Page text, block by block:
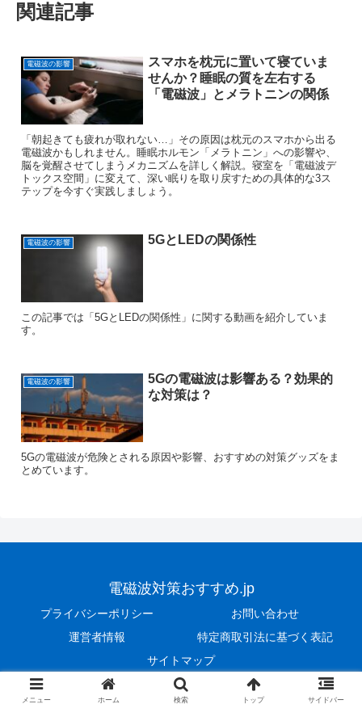
関連記事
電磁波の影響
スマホを枕元に置いて寝ていま
せんか？睡眠の質を左右する
「電磁波」とメラトニンの関係
「朝起きても疲れが取れない…」その原因は枕元のスマホから出る
電磁波かもしれません。睡眠ホルモン「メラトニン」への影響や、
脳を覚醒させてしまうメカニズムを詳しく解説。寝室を「電磁波デ
トックス空間」に変えて、深い眠りを取り戻すための具体的な3ス
テップを今すぐ実践しましょう。
電磁波の影響 5GとLEDの関係性
この記事では「5GとLEDの関係性」に関する動画を紹介していま
す。
電磁波の影響
5Gの電磁波は影響ある？効果的
な対策は？
5Gの電磁波が危険とされる原因や影響、おすすめの対策グッズをま
とめています。
電磁波対策おすすめ.jp
プライバシーポリシー
お問い合わせ
運営者情報
特定商取引法に基づく表記
サイトマップ
Copyright © 2021 電磁波対策おすすめ.jp All Rights Reserved.
メニュー ホーム 検索 トップ サイドバー